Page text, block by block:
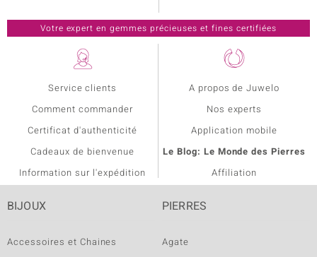
Service clients
Comment commander
Certificat d'authenticité
Cadeaux de bienvenue
Information sur l'expédition
A propos de Juwelo
Nos experts
Application mobile
Le Blog: Le Monde des Pierres
Affiliation
BIJOUX
Accessoires et Chaines
PIERRES
Agate